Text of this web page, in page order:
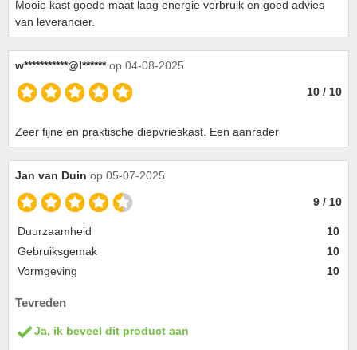
Mooie kast goede maat laag energie verbruik en goed advies
van leverancier.
w***********@l****** op 04-08-2025
10 / 10
Zeer fijne en praktische diepvrieskast. Een aanrader
Jan van Duin op 05-07-2025
9 / 10
Duurzaamheid
10
Gebruiksgemak
10
Vormgeving
10
Tevreden
Ja, ik beveel dit product aan